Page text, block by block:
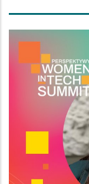
Obraz (old)